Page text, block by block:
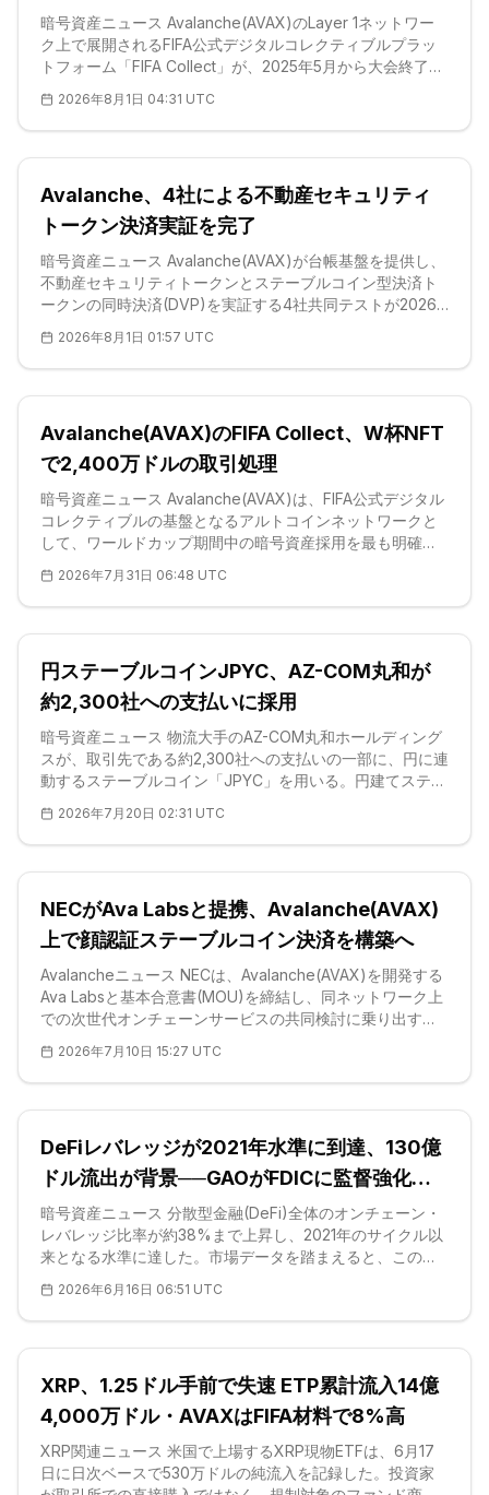
暗号資産ニュース Avalanche(AVAX)のLayer 1ネットワー
ク上で展開されるFIFA公式デジタルコレクティブルプラッ
トフォーム「FIFA Collect」が、2025年5月から大会終了ま
ったことが、Chainalysisのオンチェーンデータ分析で明ら
かになった。同レポートでは、かつてHuobiとして知られ
ていたHTXが英国およびEUの制裁対象として分類されてお
該当すると指摘されている。同じ分析期間中、W杯関連の
予測市場は累計取引高200億ドルを記録し
2026年8月1日 04:31 UTC
Avalanche、4社による不動産セキュリティ
トークン決済実証を完了
暗号資産ニュース Avalanche(AVAX)が台帳基盤を提供し、
不動産セキュリティトークンとステーブルコイン型決済ト
ークンの同時決済(DVP)を実証する4社共同テストが2026
Kennedix、KDX ST Partners、Progmat、Datachainの4社
が第1段階を完了したと特定している。本実証は実際の小口
投資家による購入ではなく、KDX ST Partnersが管理する
検証用トークンの交換を行った。証券側トークンはGK-
TK(合同会社・匿名組合)構造
2026年8月1日 01:57 UTC
Avalanche(AVAX)のFIFA Collect、W杯NFT
で2,400万ドルの取引処理
暗号資産ニュース Avalanche(AVAX)は、FIFA公式デジタル
コレクティブルの基盤となるアルトコインネットワークと
して、ワールドカップ期間中の暗号資産採用を最も明確に
FIFA Collectプラットフォームに紐づくウォレットは2025
年5月から大会閉幕までにNFTコレクターから約2,400万ド
ルを受領した。同じ木曜日に公表された分析レポートは、
かけて
2026年7月31日 06:48 UTC
円ステーブルコインJPYC、AZ-COM丸和が
約2,300社への支払いに採用
暗号資産ニュース 物流大手のAZ-COM丸和ホールディング
スが、取引先である約2,300社への支払いの一部に、円に連
動するステーブルコイン「JPYC」を用いる。円建てステー
初めてで、これまで暗号資産取引所の売買にとどまってい
た用途が、企業間(BtoB)や企業と個人事業主の間の日常決
済へと一気に広がる。同社は導入とあわせ、発行体である
2026年7月20日 02:31 UTC
NECがAva Labsと提携、Avalanche(AVAX)
上で顔認証ステーブルコイン決済を構築へ
Avalancheニュース NECは、Avalanche(AVAX)を開発する
Ava Labsと基本合意書(MOU)を締結し、同ネットワーク上
での次世代オンチェーンサービスの共同検討に乗り出す。
証技術とAvalancheブロックチェーンを組み合わせ、顔認
証でステーブルコイン取引を承認するデジタル決済プラッ
トフォームの試作を狙うものだ。当社が確認した公式開示
2026年7月10日 15:27 UTC
DeFiレバレッジが2021年水準に到達、130億
ドル流出が背景──GAOがFDICに監督強化を
要請、BTCは6万7,000ドル付近
暗号資産ニュース 分散型金融(DeFi)全体のオンチェーン・
レバレッジ比率が約38%まで上昇し、2021年のサイクル以
来となる水準に達した。市場データを踏まえると、この急
月に相次いだセキュリティ事案で各プロトコルから130億ド
ル近くが流出し、預かり資産総額(TVL)が急速に目減りし
た。同月の盗難被害は約6億600万ドルに上り、うちKelp
動マーケットメイカー)</
2026年6月16日 06:51 UTC
XRP、1.25ドル手前で失速 ETP累計流入14億
4,000万ドル・AVAXはFIFA材料で8%高
XRP関連ニュース 米国で上場するXRP現物ETFは、6月17
日に日次ベースで530万ドルの純流入を記録した。投資家